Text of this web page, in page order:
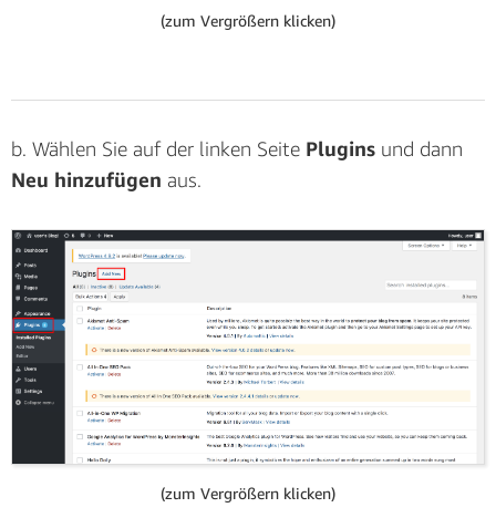
AmazonPollyForWordPress. Wählen Sie
Programmatischer Zugriff
(zum Vergrößern klicken)
b. Wählen Sie auf der linken Seite Plugins und dann
Neu hinzufügen aus.
(zum Vergrößern klicken)